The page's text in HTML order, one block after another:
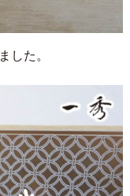
した。